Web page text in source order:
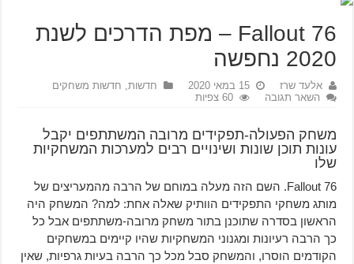
Fallout 76 – מפת הדרכים לשנת
2020 נחפשה
אלעד שרז 15 במאי 2020 חדשות, חדשות משחקים
השאר תגובה
60 צפיות
משחק הפעולה-תפקידים מרובה המשתתפים יקבל
עונות תוכן שונות ושינויים רבים למערכות המשחקיות
שלו
Fallout 76. השם הזה מעלה במוחם של הרבה מהמעריצים של
מותג משחקי התפקידים הוותיק שאלה אחת: למה? המשחק היה
הראשון בסדרה שתוכנן בתור משחק מרובה-משתתפים אבל כל
כך הרבה רעיונות ומגנוני המשחקיות שהיו קיימים במשחקים
הקודמים הוסרו, והמשחק סבל מכל כך הרבה בעיות גרפיות, שאין